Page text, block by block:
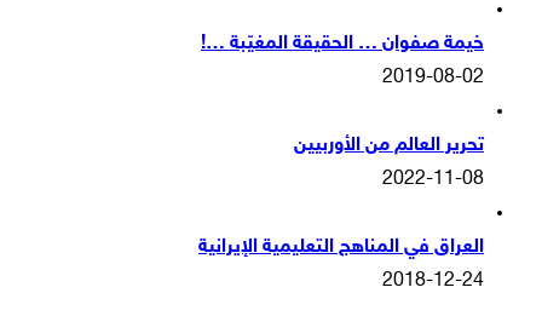
خيمة صفوان … الحقيقة المغيّبة …!
2019-08-02
تحرير العالم من الأوربيين
2022-11-08
العراق في المناهج التعليمية الإيرانية
2018-12-24